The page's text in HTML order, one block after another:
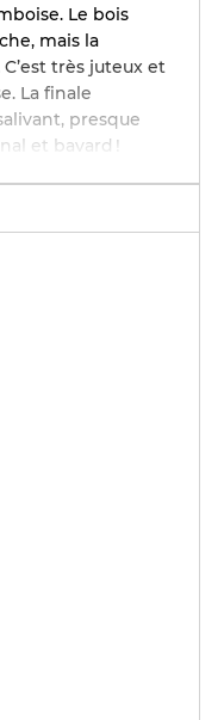
Le bois
mais la
très juteux et
La finale
presque
et bavard !